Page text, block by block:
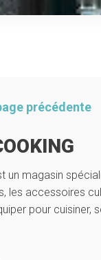
précédente
un magasin
les accessoires
pour cuisiner,